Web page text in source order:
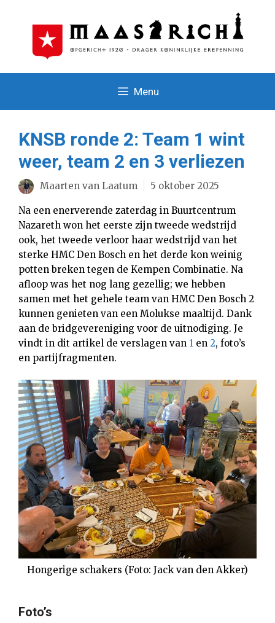
Menu
KNSB ronde 2: Team 1 wint
weer, team 2 en 3 verliezen
Maarten van Laatum 5 oktober 2025
Na een enerverende zaterdag in Buurtcentrum
Nazareth won het eerste zijn tweede wedstrijd
ook, het tweede verloor haar wedstrijd van het
sterke HMC Den Bosch en het derde kon weinig
potten breken tegen de Kempen Combinatie. Na
afloop was het nog lang gezellig; we hebben
samen met het gehele team van HMC Den Bosch 2
kunnen genieten van een Molukse maaltijd. Dank
aan de bridgevereniging voor de uitnodiging. Je
vindt in dit artikel de verslagen van 1 en 2, foto’s
en partijfragmenten.
Hongerige schakers (Foto: Jack van den Akker)
Foto’s